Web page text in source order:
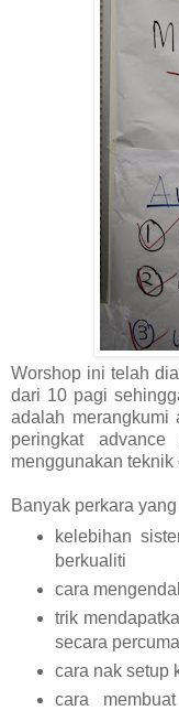
Worshop ini telah
dari 10 pagi
adalah
peringkat
menggunakan teknik
Banyak perkara
kelebihan
berkualiti
cara
trik
secara
cara nak setup
cara